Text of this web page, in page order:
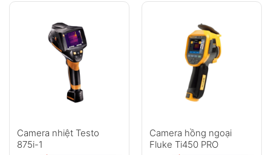
Camera nhiệt Testo
875i-1
Camera hồng ngoại
Fluke Ti450 PRO